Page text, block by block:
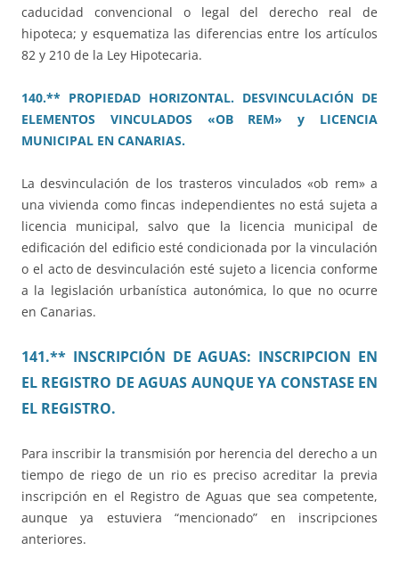
caducidad convencional o legal del derecho real de
hipoteca; y esquematiza las diferencias entre los artículos
82 y 210 de la Ley Hipotecaria.
140.** PROPIEDAD HORIZONTAL. DESVINCULACIÓN DE
ELEMENTOS VINCULADOS «OB REM» y LICENCIA
MUNICIPAL EN CANARIAS.
La desvinculación de los trasteros vinculados «ob rem» a
una vivienda como fincas independientes no está sujeta a
licencia municipal, salvo que la licencia municipal de
edificación del edificio esté condicionada por la vinculación
o el acto de desvinculación esté sujeto a licencia conforme
a la legislación urbanística autonómica, lo que no ocurre
en Canarias.
141.** INSCRIPCIÓN DE AGUAS: INSCRIPCION EN
EL REGISTRO DE AGUAS AUNQUE YA CONSTASE EN
EL REGISTRO.
Para inscribir la transmisión por herencia del derecho a un
tiempo de riego de un rio es preciso acreditar la previa
inscripción en el Registro de Aguas que sea competente,
aunque ya estuviera “mencionado” en inscripciones
anteriores.